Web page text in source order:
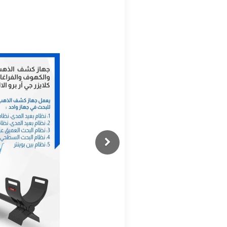
Previous